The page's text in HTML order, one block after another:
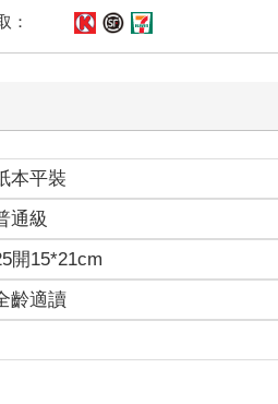
撰自江西提刑移京西漕〉中寫道：
西漢將領辛慶忌英勇善戰。「亦
友辛棄疾的文武英風。
，後被封為令人。「令人」是宋
：
本平裝
通級
開15*21cm
齡適讀